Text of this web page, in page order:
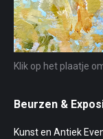
Klik op het plaatje
Beurzen &
Kunst en Antiek